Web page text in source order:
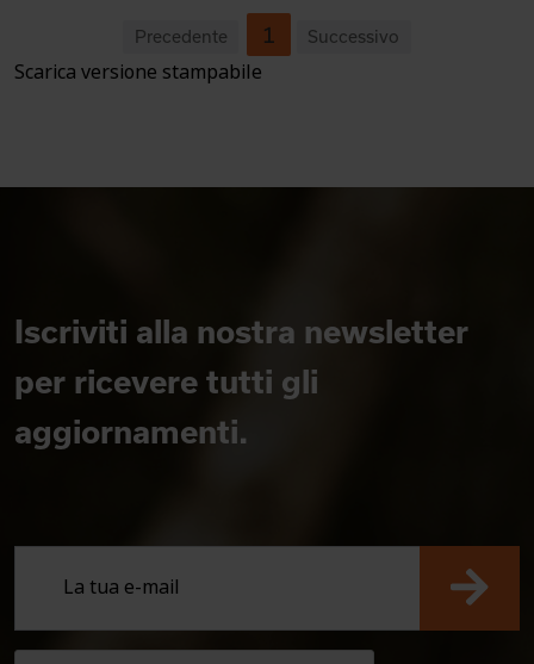
Precedente 1 Successivo
Scarica versione stampabile
Iscriviti alla nostra newsletter
per ricevere tutti gli
aggiornamenti.